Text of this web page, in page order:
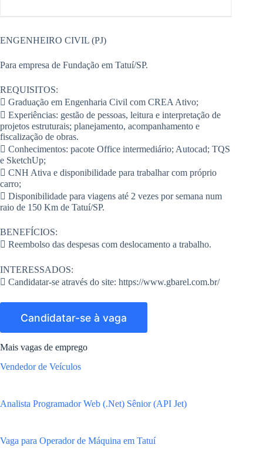
ENGENHEIRO CIVIL (PJ)
Para empresa de Fundação em Tatuí/SP.
REQUISITOS:
 Graduação em Engenharia Civil com CREA Ativo;
 Experiências: gestão de pessoas, leitura e interpretação de
projetos estruturais; planejamento, acompanhamento e
fiscalização de obras.
 Conhecimentos: pacote Office intermediário; Autocad; TQS
e SketchUp;
 CNH Ativa e disponibilidade para trabalhar com próprio
carro;
 Disponibilidade para viagens até 2 vezes por semana num
raio de 150 Km de Tatuí/SP.
BENEFÍCIOS:
 Reembolso das despesas com deslocamento a trabalho.
INTERESSADOS:
 Candidatar-se através do site: https://www.gbarel.com.br/
Mais vagas de emprego
Vendedor de Veículos
Analista Programador Web (.Net) Sênior (API Jet)
Vaga para Operador de Máquina em Tatuí